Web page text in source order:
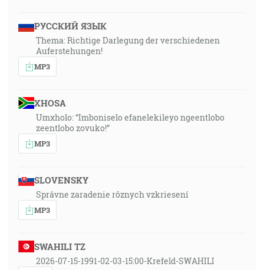
РУССКИЙ ЯЗЫК
Thema: Richtige Darlegung der verschiedenen
Auferstehungen!
MP3
XHOSA
Umxholo: “Imboniselo efanelekileyo ngeentlobo
zeentlobo zovuko!”
MP3
SLOVENSKY
Správne zaradenie rôznych vzkriesení
MP3
SWAHILI TZ
2026-07-15-1991-02-03-15:00-Krefeld-SWAHILI